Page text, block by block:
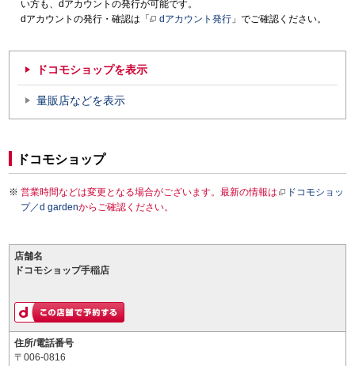
い方も、dアカウントの発行が可能です。
dアカウントの発行・確認は「
dアカウント発行 」でご確認ください。
ドコモショップを表示
量販店などを表示
ドコモショップ
営業時間などは変更となる場合がございます。最新の情報は
ドコモショッ
プ／d gardenからご確認ください。
店舗名
ドコモショップ手稲店
住所/電話番号
〒006-0816